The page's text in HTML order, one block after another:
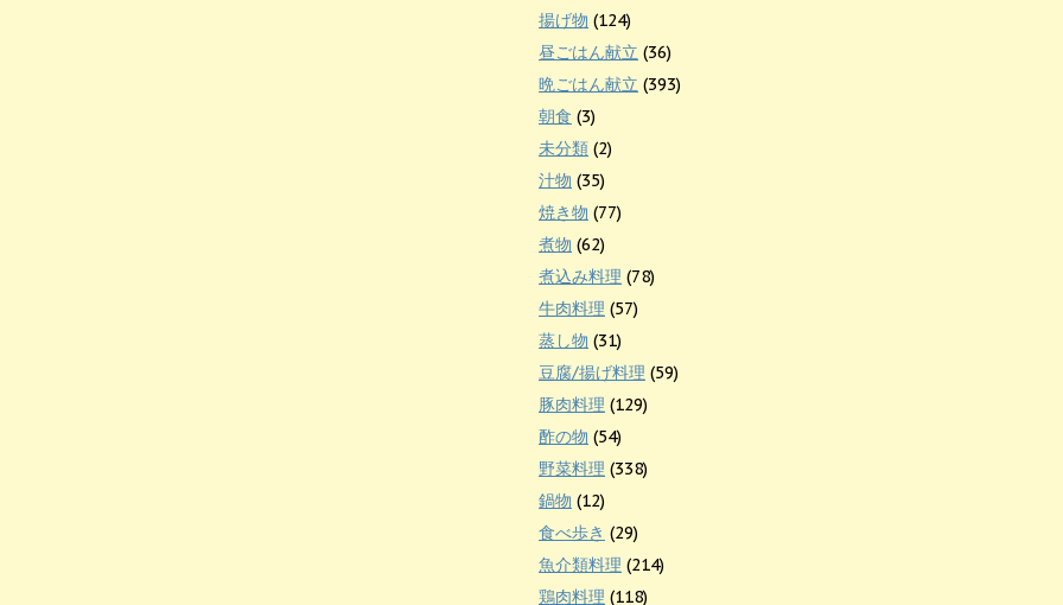
揚げ物 (124)
昼ごはん献立 (36)
晩ごはん献立 (393)
朝食 (3)
未分類 (2)
汁物 (35)
焼き物 (77)
煮物 (62)
煮込み料理 (78)
牛肉料理 (57)
蒸し物 (31)
豆腐/揚げ料理 (59)
豚肉料理 (129)
酢の物 (54)
野菜料理 (338)
鍋物 (12)
食べ歩き (29)
魚介類料理 (214)
鶏肉料理 (118)